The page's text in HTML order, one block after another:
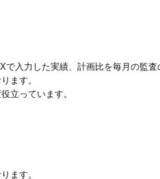
入力した実績、計画比を毎月の監
ます。
立っています。
ます。